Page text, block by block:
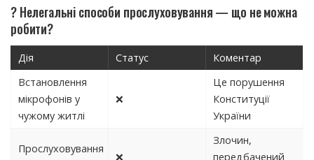
? Нелегальні способи прослуховування — що не можна
робити?
Дія Статус
Коментар
Встановлення
мікрофонів у
чужому житлі
❌
Це порушення
Конституції
України
Прослуховування
❌
Злочин,
передбачений